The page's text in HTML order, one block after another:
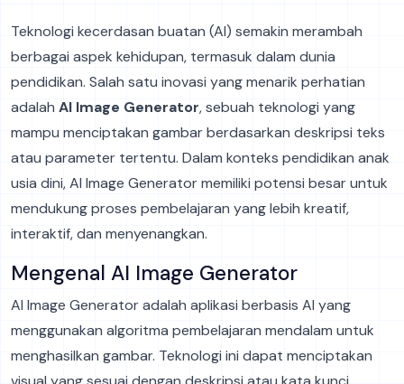
Teknologi kecerdasan buatan (AI) semakin merambah
berbagai aspek kehidupan, termasuk dalam dunia
pendidikan. Salah satu inovasi yang menarik perhatian
adalah AI Image Generator, sebuah teknologi yang
mampu menciptakan gambar berdasarkan deskripsi teks
atau parameter tertentu. Dalam konteks pendidikan anak
usia dini, AI Image Generator memiliki potensi besar untuk
mendukung proses pembelajaran yang lebih kreatif,
interaktif, dan menyenangkan.
Mengenal AI Image Generator
AI Image Generator adalah aplikasi berbasis AI yang
menggunakan algoritma pembelajaran mendalam untuk
menghasilkan gambar. Teknologi ini dapat menciptakan